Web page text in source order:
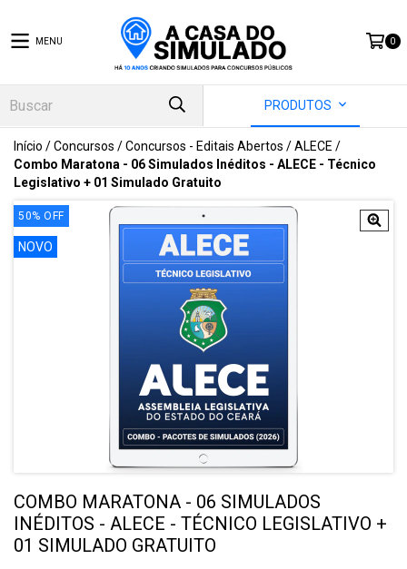
MENU 0
PRODUTOS
Início /Concursos /Concursos - Editais Abertos /ALECE /
Combo Maratona - 06 Simulados Inéditos - ALECE - Técnico
Legislativo + 01 Simulado Gratuito
50% OFF
NOVO
COMBO MARATONA - 06 SIMULADOS
INÉDITOS - ALECE - TÉCNICO LEGISLATIVO +
01 SIMULADO GRATUITO